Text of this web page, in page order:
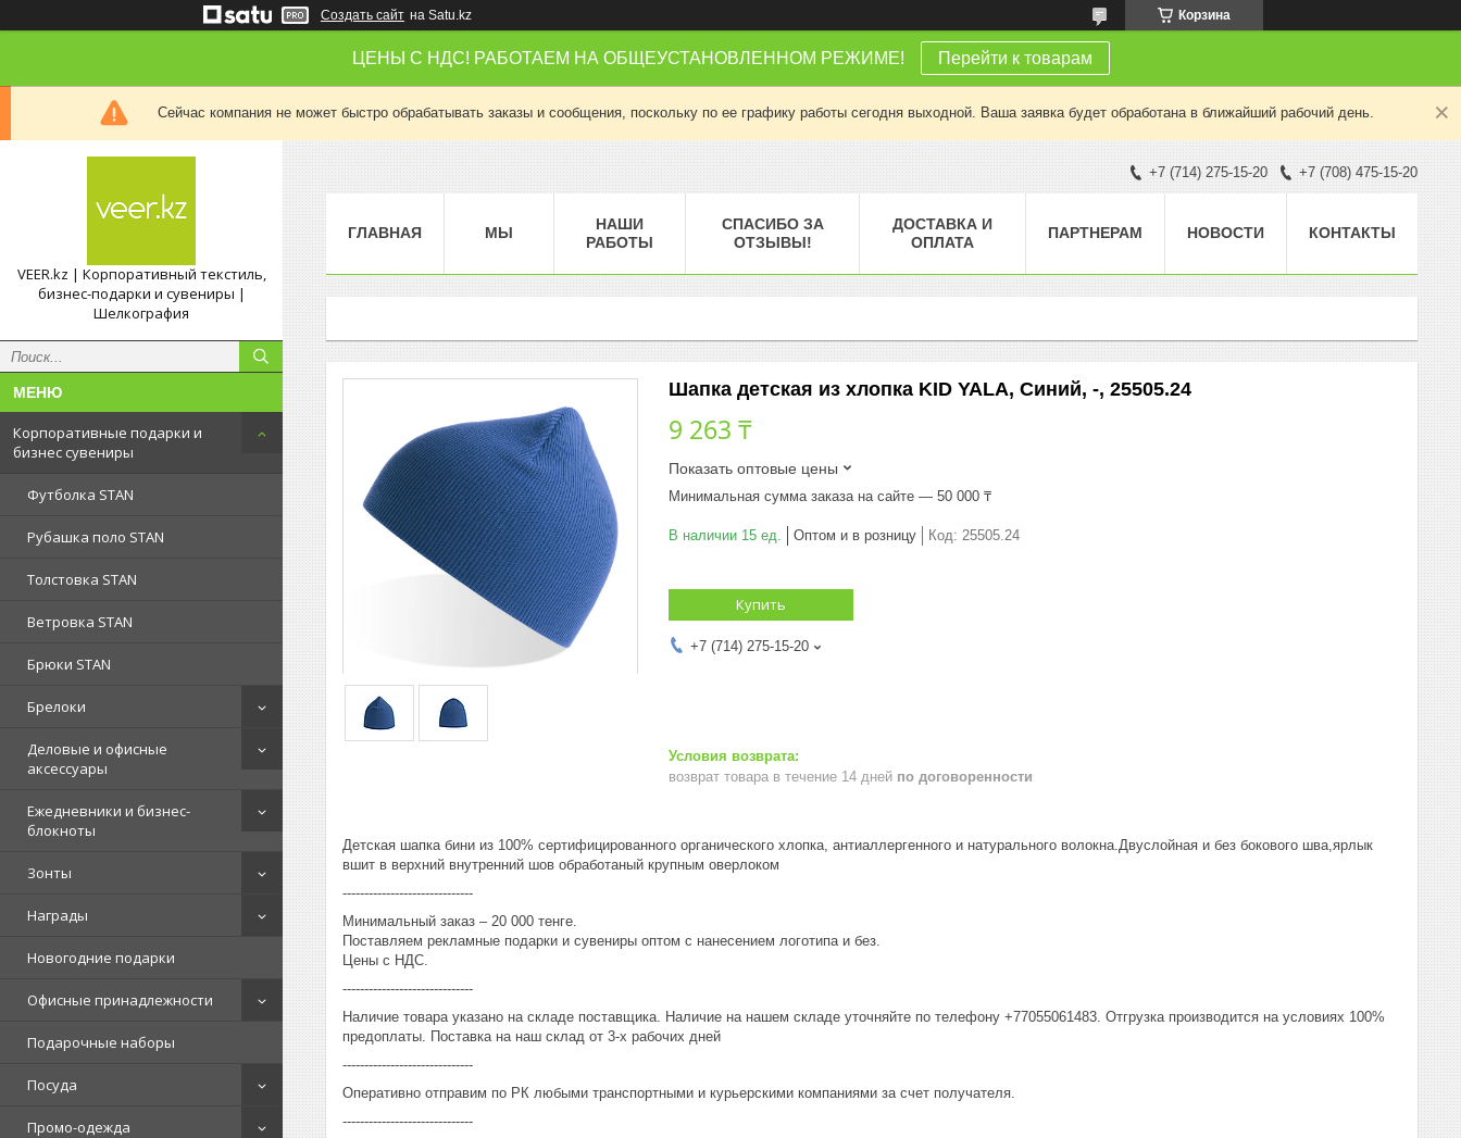
Создать сайт на Satu.kz Корзина
ЦЕНЫ С НДС! РАБОТАЕМ НА ОБЩЕУСТАНОВЛЕННОМ РЕЖИМЕ! Перейти к товарам
Сейчас компания не может быстро обрабатывать заказы и сообщения, поскольку по ее графику работы сегодня выходной. Ваша заявка будет обработана в ближайший рабочий день.
VEER.kz | Корпоративный текстиль,
бизнес-подарки и сувениры |
Шелкография
Корпоративные подарки и
бизнес сувениры
Футболка STAN
Рубашка поло STAN
Толстовка STAN
Ветровка STAN
Брюки STAN
Брелоки
Деловые и офисные
аксессуары
Ежедневники и бизнес-
блокноты
Зонты
Награды
Новогодние подарки
Офисные принадлежности
Подарочные наборы
Посуда
Промо-одежда
+7 (714) 275-15-20 +7 (708) 475-15-20
ГЛАВНАЯ МЫ
НАШИ
РАБОТЫ
СПАСИБО ЗА
ОТЗЫВЫ!
ДОСТАВКА И
ОПЛАТА
ПАРТНЕРАМ НОВОСТИ КОНТАКТЫ
Шапка детская из хлопка KID YALA, Синий, -, 25505.24
9 263 ₸
Показать оптовые цены
Минимальная сумма заказа на сайте — 50 000 ₸
В наличии 15 ед. Оптом и в розницу Код: 25505.24
Купить
+7 (714) 275-15-20
возврат товара в течение 14 дней по договоренности
Детская шапка бини из 100% сертифицированного органического хлопка, антиаллергенного и натурального волокна.Двуслойная и без бокового шва,ярлык
вшит в верхний внутренний шов обработаный крупным оверлоком
------------------------------
Минимальный заказ – 20 000 тенге.
Поставляем рекламные подарки и сувениры оптом с нанесением логотипа и без.
Цены с НДС.
------------------------------
Наличие товара указано на складе поставщика. Наличие на нашем складе уточняйте по телефону +77055061483. Отгрузка производится на условиях 100%
предоплаты. Поставка на наш склад от 3-x рабочих дней
------------------------------
Оперативно отправим по РК любыми транспортными и курьерскими компаниями за счет получателя.
------------------------------